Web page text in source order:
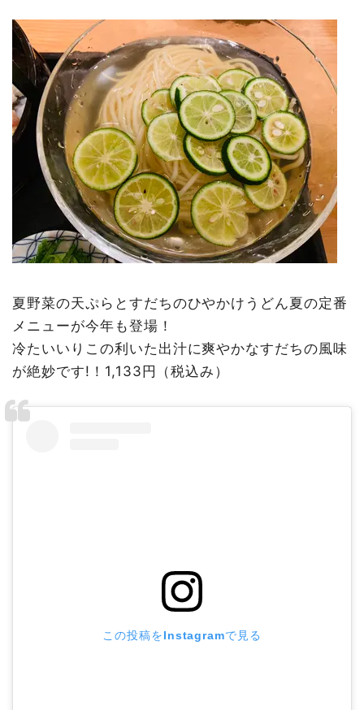
夏野菜の天ぷらとすだちのひやかけうどん夏の定番
メニューが今年も登場！
冷たいいりこの利いた出汁に爽やかなすだちの風味
が絶妙です!！1,133円（税込み）
この投稿をInstagramで見る